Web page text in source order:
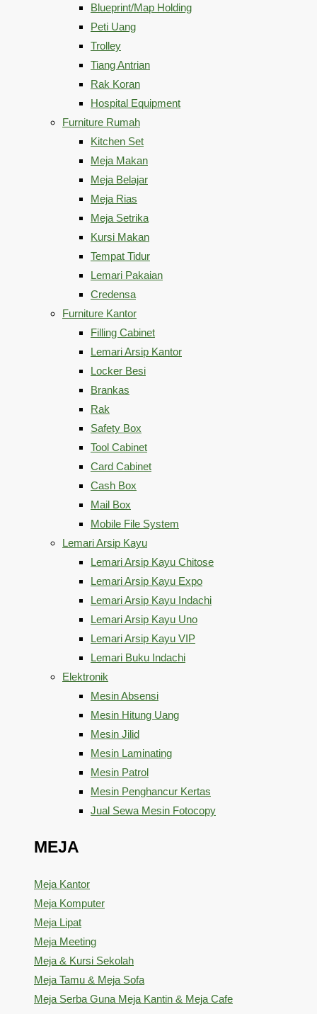
Blueprint/Map Holding
Peti Uang
Trolley
Tiang Antrian
Rak Koran
Hospital Equipment
Furniture Rumah
Kitchen Set
Meja Makan
Meja Belajar
Meja Rias
Meja Setrika
Kursi Makan
Tempat Tidur
Lemari Pakaian
Credensa
Furniture Kantor
Filling Cabinet
Lemari Arsip Kantor
Locker Besi
Brankas
Rak
Safety Box
Tool Cabinet
Card Cabinet
Cash Box
Mail Box
Mobile File System
Lemari Arsip Kayu
Lemari Arsip Kayu Chitose
Lemari Arsip Kayu Expo
Lemari Arsip Kayu Indachi
Lemari Arsip Kayu Uno
Lemari Arsip Kayu VIP
Lemari Buku Indachi
Elektronik
Mesin Absensi
Mesin Hitung Uang
Mesin Jilid
Mesin Laminating
Mesin Patrol
Mesin Penghancur Kertas
Jual Sewa Mesin Fotocopy
MEJA
Meja Kantor
Meja Komputer
Meja Lipat
Meja Meeting
Meja & Kursi Sekolah
Meja Tamu & Meja Sofa
Meja Serba Guna Meja Kantin & Meja Cafe